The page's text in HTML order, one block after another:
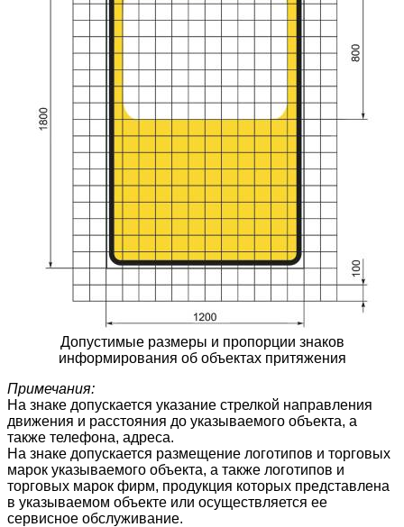
Допустимые размеры и пропорции знаков
информирования об объектах притяжения
Примечания:
На знаке допускается указание стрелкой направления
движения и расстояния до указываемого объекта, а
также телефона, адреса.
На знаке допускается размещение логотипов и торговых
марок указываемого объекта, а также логотипов и
торговых марок фирм, продукция которых представлена
в указываемом объекте или осуществляется ее
сервисное обслуживание.